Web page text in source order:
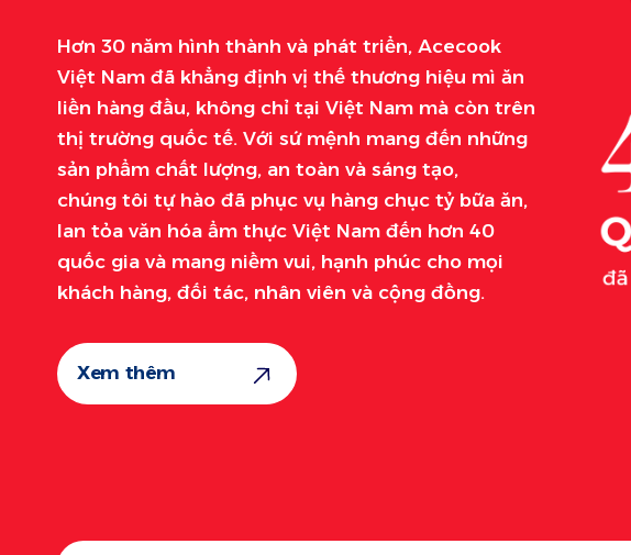
Hơn 30 năm hình thành và phát triển, Acecook
Việt Nam đã khẳng định vị thế thương hiệu mì ăn
liền hàng đầu, không chỉ tại Việt Nam mà còn trên
thị trường quốc tế. Với sứ mệnh mang đến những
sản phẩm chất lượng, an toàn và sáng tạo,
chúng tôi tự hào đã phục vụ hàng chục tỷ bữa ăn,
lan tỏa văn hóa ẩm thực Việt Nam đến hơn 40
quốc gia và mang niềm vui, hạnh phúc cho mọi
khách hàng, đối tác, nhân viên và cộng đồng.
Xem thêm